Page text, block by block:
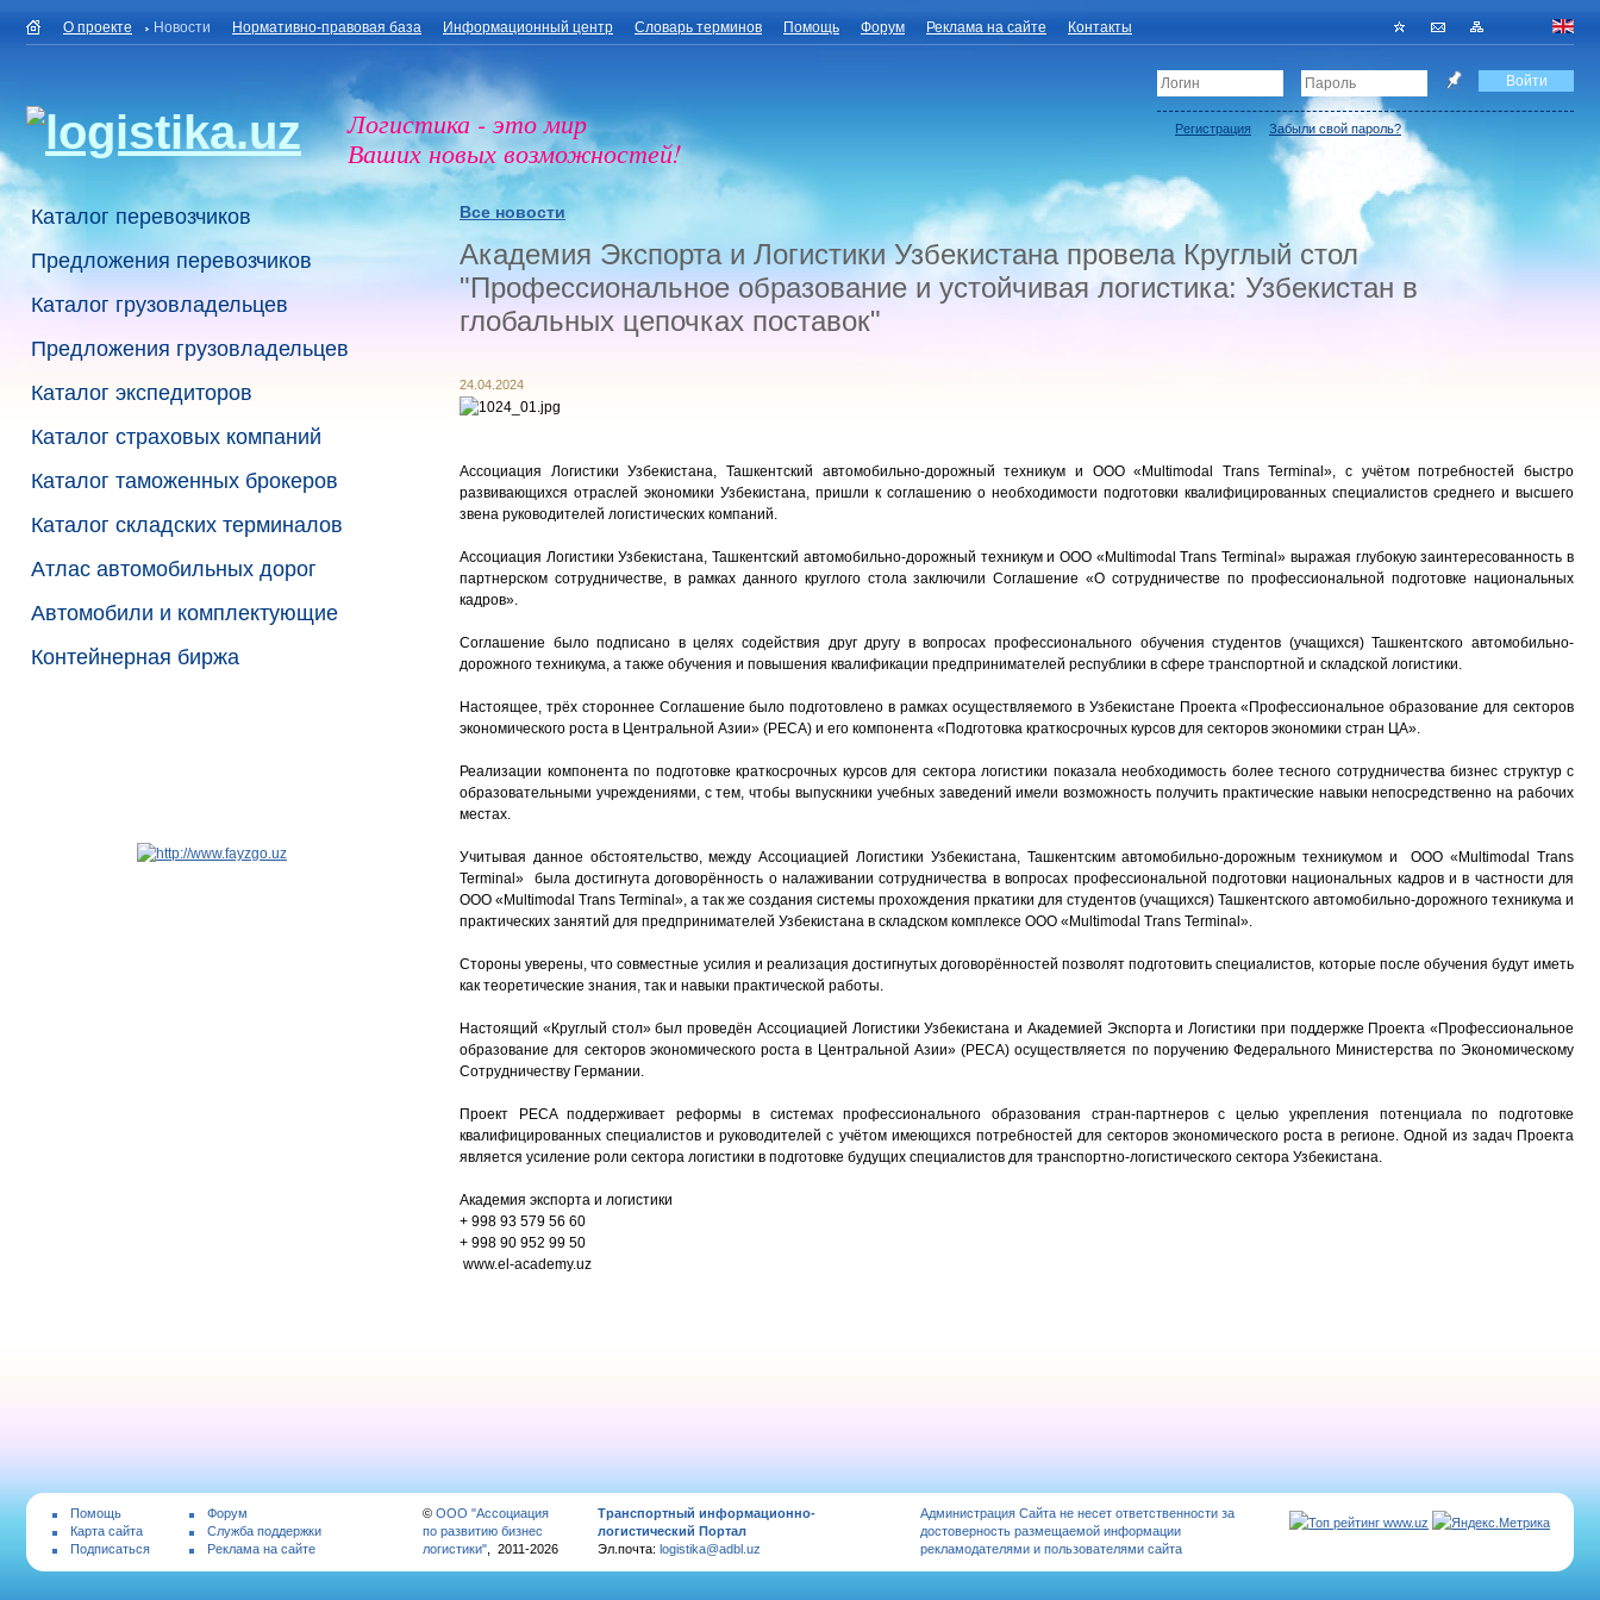
О проекте Новости Нормативно-правовая база Информационный центр Словарь терминов Помощь Форум Реклама на сайте Контакты
Логистика - это мир
Ваших новых возможностей!
Регистрация Забыли свой пароль?
Каталог перевозчиков
Предложения перевозчиков
Каталог грузовладельцев
Предложения грузовладельцев
Каталог экспедиторов
Каталог страховых компаний
Каталог таможенных брокеров
Каталог складских терминалов
Атлас автомобильных дорог
Автомобили и комплектующие
Контейнерная биржа
Все новости
Академия Экспорта и Логистики Узбекистана провела Круглый стол
"Профессиональное образование и устойчивая логистика: Узбекистан в
глобальных цепочках поставок"
24.04.2024
Ассоциация Логистики Узбекистана, Ташкентский автомобильно-дорожный техникум и ООО «Multimodal Trans Terminal», с учётом потребностей быстро
развивающихся отраслей экономики Узбекистана, пришли к соглашению о необходимости подготовки квалифицированных специалистов среднего и высшего
звена руководителей логистических компаний.
Ассоциация Логистики Узбекистана, Ташкентский автомобильно-дорожный техникум и ООО «Multimodal Trans Terminal» выражая глубокую заинтересованность в
партнерском сотрудничестве, в рамках данного круглого стола заключили Соглашение «О сотрудничестве по профессиональной подготовке национальных
кадров».
Соглашение было подписано в целях содействия друг другу в вопросах профессионального обучения студентов (учащихся) Ташкентского автомобильно-
дорожного техникума, а также обучения и повышения квалификации предпринимателей республики в сфере транспортной и складской логистики.
Настоящее, трёх стороннее Соглашение было подготовлено в рамках осуществляемого в Узбекистане Проекта «Профессиональное образование для секторов
экономического роста в Центральной Азии» (PECA) и его компонента «Подготовка краткосрочных курсов для секторов экономики стран ЦА».
Реализации компонента по подготовке краткосрочных курсов для сектора логистики показала необходимость более тесного сотрудничества бизнес структур с
образовательными учреждениями, с тем, чтобы выпускники учебных заведений имели возможность получить практические навыки непосредственно на рабочих
местах.
Учитывая данное обстоятельство, между Ассоциацией Логистики Узбекистана, Ташкентским автомобильно-дорожным техникумом и ООО «Multimodal Trans
Terminal» была достигнута договорённость о налаживании сотрудничества в вопросах профессиональной подготовки национальных кадров и в частности для
ООО «Multimodal Trans Terminal», а так же создания системы прохождения пркатики для студентов (учащихся) Ташкентского автомобильно-дорожного техникума и
практических занятий для предпринимателей Узбекистана в складском комплексе ООО «Multimodal Trans Terminal».
Стороны уверены, что совместные усилия и реализация достигнутых договорённостей позволят подготовить специалистов, которые после обучения будут иметь
как теоретические знания, так и навыки практической работы.
Настоящий «Круглый стол» был проведён Ассоциацией Логистики Узбекистана и Академией Экспорта и Логистики при поддержке Проекта «Профессиональное
образование для секторов экономического роста в Центральной Азии» (PECA) осуществляется по поручению Федерального Министерства по Экономическому
Сотрудничеству Германии.
Проект PECA поддерживает реформы в системах профессионального образования стран-партнеров с целью укрепления потенциала по подготовке
квалифицированных специалистов и руководителей с учётом имеющихся потребностей для секторов экономического роста в регионе. Одной из задач Проекта
является усиление роли сектора логистики в подготовке будущих специалистов для транспортно-логистического сектора Узбекистана.
Академия экспорта и логистики
+ 998 93 579 56 60
+ 998 90 952 99 50
www.el-academy.uz
Помощь
Карта сайта
Подписаться
Форум
Служба поддержки
Реклама на сайте
© ООО "Ассоциация
по развитию бизнес
логистики" , 2011-2026
Транспортный информационно-
логистический Портал
Эл.почта: logistika@adbl.uz
Администрация Сайта не несет ответственности за
достоверность размещаемой информации
рекламодателями и пользователями сайта